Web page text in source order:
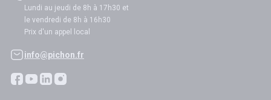
Lundi au jeudi de 8h à 17h30 et
le vendredi de 8h à 16h30
Prix d'un appel local
info@pichon.fr